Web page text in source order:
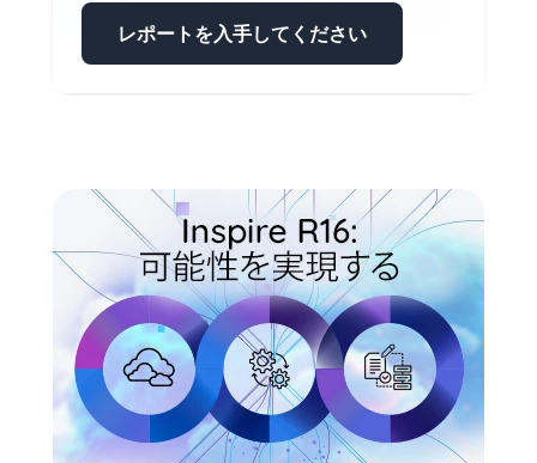
レポートを入手してください